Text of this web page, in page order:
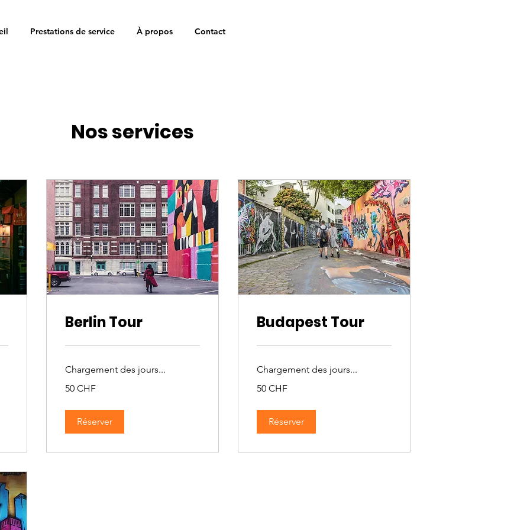
Prestations de service À propos Contact
Nos services
Berlin Tour
Chargement des jours...
francs
50 CHF
Réserver
Budapest Tour
Chargement des jours...
francs
50 CHF
Réserver